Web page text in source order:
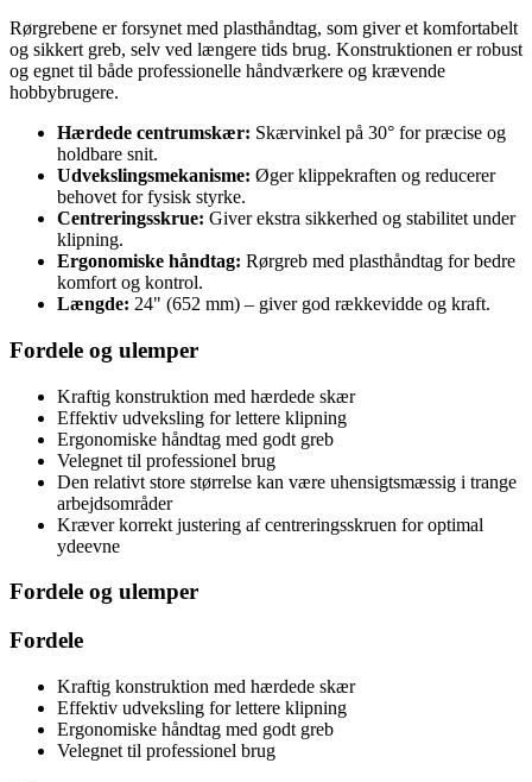
Rørgrebene er forsynet med plasthåndtag, som giver et komfortabelt
og sikkert greb, selv ved længere tids brug. Konstruktionen er robust
og egnet til både professionelle håndværkere og krævende
hobbybrugere.
Hærdede centrumskær: Skærvinkel på 30° for præcise og
holdbare snit.
Udvekslingsmekanisme: Øger klippekraften og reducerer
behovet for fysisk styrke.
Centreringsskrue: Giver ekstra sikkerhed og stabilitet under
klipning.
Ergonomiske håndtag: Rørgreb med plasthåndtag for bedre
komfort og kontrol.
Længde: 24" (652 mm) – giver god rækkevidde og kraft.
Fordele og ulemper
Kraftig konstruktion med hærdede skær
Effektiv udveksling for lettere klipning
Ergonomiske håndtag med godt greb
Velegnet til professionel brug
Den relativt store størrelse kan være uhensigtsmæssig i trange
arbejdsområder
Kræver korrekt justering af centreringsskruen for optimal
ydeevne
Fordele og ulemper
Fordele
Kraftig konstruktion med hærdede skær
Effektiv udveksling for lettere klipning
Ergonomiske håndtag med godt greb
Velegnet til professionel brug